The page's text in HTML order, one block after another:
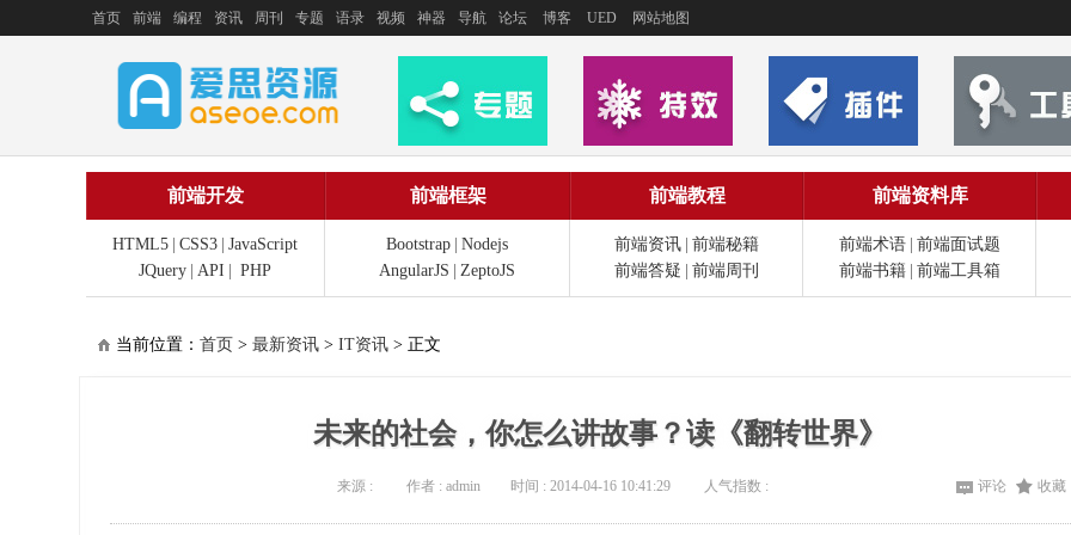
首页 前端 编程 资讯 周刊 专题 语录 视频 神器 导航 论坛 博客 UED 网站地图
前端开发
HTML5 CSS3 JavaScript
JQuery API PHP
前端框架
Bootstrap Nodejs
AngularJS
ZeptoJS
前端教程
前端资讯
前端秘籍
前端答疑
前端周刊
前端资料库
前端术语
前端面试题
前端书籍
前端工具箱
当前位置： 首页 > 最新资讯 > IT资讯 > 正文
未来的社会，你怎么讲故事？读《翻转世界》
来源 : 作者 : admin 时间 : 2014-04-16 10:41:29 人气指数 : 评论 收藏